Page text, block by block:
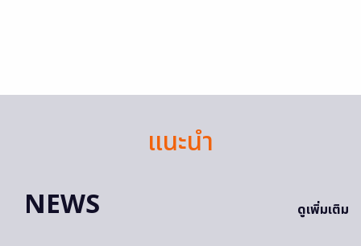
แนะนำ
NEWS
ดูเพิ่มเติม